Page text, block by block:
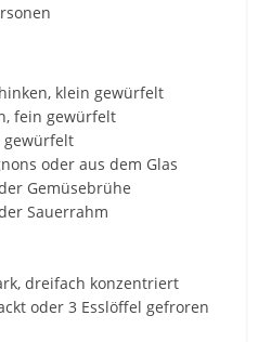
klein gewürfelt
fein gewürfelt
gewürfelt
oder aus dem Glas
Gemüsebrühe
Sauerrahm
dreifach konzentriert
oder 3 Esslöffel gefroren